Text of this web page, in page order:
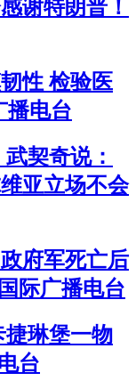
谢特朗普！
性 检验医
播电台
契奇说：
亚立场不会
府军死亡后
际广播电台
琳堡一物
台